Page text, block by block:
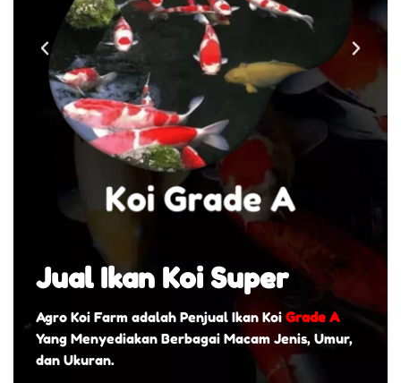
Jual Ikan Koi Super
Agro Koi Farm adalah Penjual Ikan Koi Grade A
Yang Menyediakan Berbagai Macam Jenis, Umur,
dan Ukuran.